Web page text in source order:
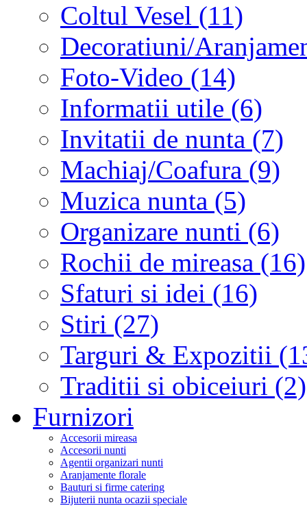
Coltul Vesel (11)
Decoratiuni/
Foto-Video (14)
Informatii utile (6)
Invitatii de nunta (7)
Machiaj/Coafura (9)
Muzica nunta (5)
Organizare nunti (6)
Rochii de mireasa (16)
Sfaturi si idei (16)
Stiri (27)
Targuri & Expozitii
Traditii si obiceiuri (2)
Furnizori
Accesorii mireasa
Accesorii nunti
Agentii organizari nunti
Aranjamente florale
Bauturi si firme catering
Bijuterii nunta ocazii speciale